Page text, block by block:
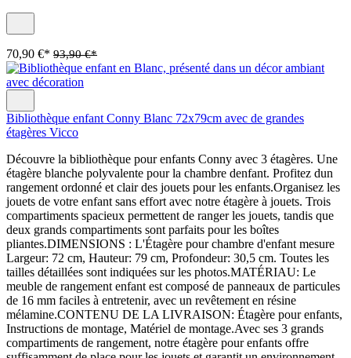
70,90 €* 93,90 €*
Bibliothèque enfant Conny Blanc 72x79cm avec de grandes
étagères Vicco
Découvre la bibliothèque pour enfants Conny avec 3 étagères. Une
étagère blanche polyvalente pour la chambre denfant. Profitez dun
rangement ordonné et clair des jouets pour les enfants.Organisez les
jouets de votre enfant sans effort avec notre étagère à jouets. Trois
compartiments spacieux permettent de ranger les jouets, tandis que
deux grands compartiments sont parfaits pour les boîtes
pliantes.DIMENSIONS : L'Étagère pour chambre d'enfant mesure
Largeur: 72 cm, Hauteur: 79 cm, Profondeur: 30,5 cm. Toutes les
tailles détaillées sont indiquées sur les photos.MATÉRIAU: Le
meuble de rangement enfant est composé de panneaux de particules
de 16 mm faciles à entretenir, avec un revêtement en résine
mélamine.CONTENU DE LA LIVRAISON: Étagère pour enfants,
Instructions de montage, Matériel de montage.Avec ses 3 grands
compartiments de rangement, notre étagère pour enfants offre